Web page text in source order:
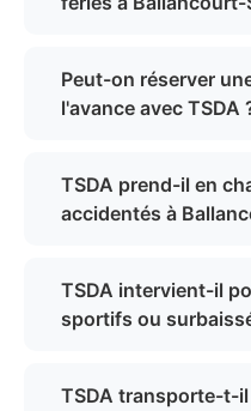
Peut-on réserver
l'avance avec TSDA
TSDA prend-il en
accidentés à
TSDA intervient-il
sportifs ou
TSDA transporte-t-